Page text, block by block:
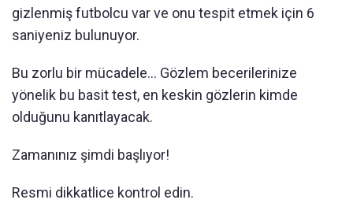
gizlenmiş futbolcu var ve onu tespit etmek için 6
saniyeniz bulunuyor.
Bu zorlu bir mücadele... Gözlem becerilerinize
yönelik bu basit test, en keskin gözlerin kimde
olduğunu kanıtlayacak.
Zamanınız şimdi başlıyor!
Resmi dikkatlice kontrol edin.